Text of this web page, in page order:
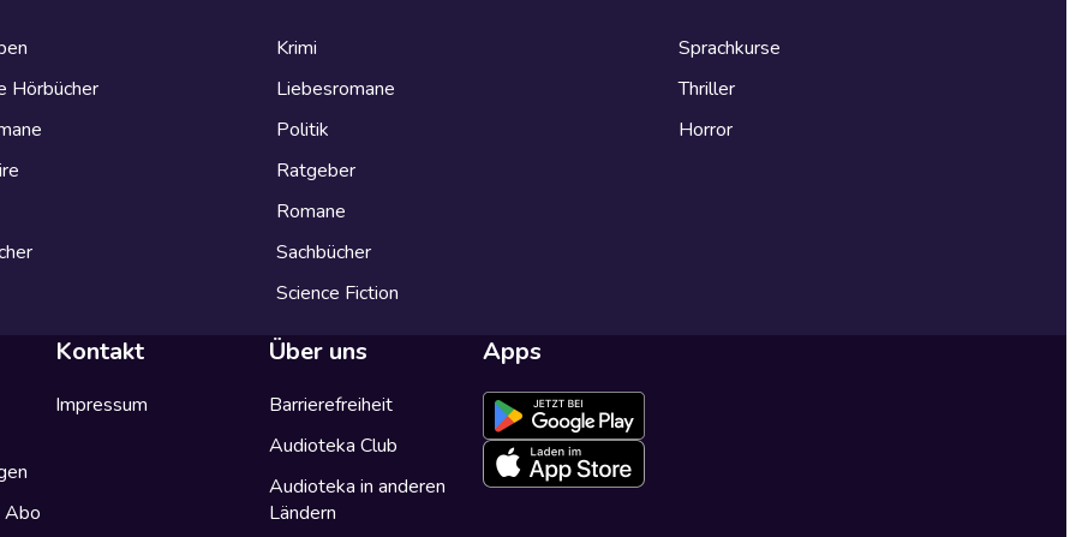
Hörbücher
Krimi
Liebesromane
Politik
Ratgeber
Romane
Sachbücher
Science Fiction
Sprachkurse
Thriller
Horror
Abo
Kontakt
Impressum
Über uns
Barrierefreiheit
Audioteka Club
Audioteka in anderen
Ländern
Apps